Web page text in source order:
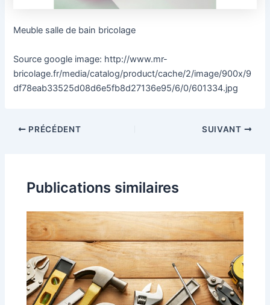
Meuble salle de bain bricolage
Source google image: http://www.mr-
bricolage.fr/media/catalog/product/cache/2/image/900x/9
df78eab33525d08d6e5fb8d27136e95/6/0/601334.jpg
PRÉCÉDENT SUIVANT
Publications similaires